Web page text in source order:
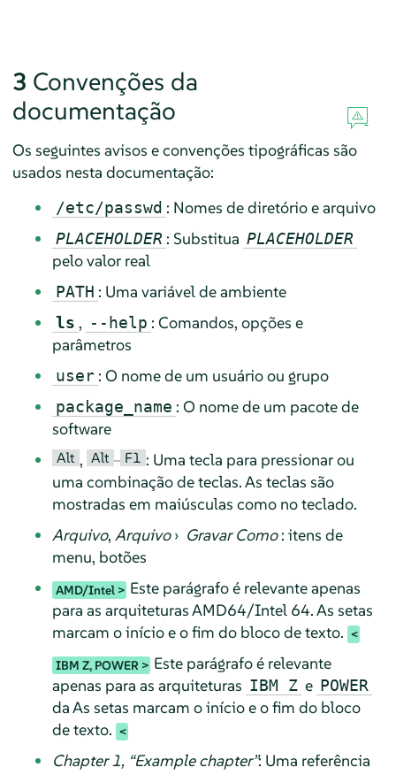
3 Convenções da
documentação
Os seguintes avisos e convenções tipográficas são
usados nesta documentação:
/etc/passwd : Nomes de diretório e arquivo
PLACEHOLDER : Substitua PLACEHOLDER
pelo valor real
PATH : Uma variável de ambiente
ls , --help : Comandos, opções e
parâmetros
user : O nome de um usuário ou grupo
package_name : O nome de um pacote de
software
Alt , Alt – F1 : Uma tecla para pressionar ou
uma combinação de teclas. As teclas são
mostradas em maiúsculas como no teclado.
Arquivo, Arquivo› Gravar Como: itens de
menu, botões
AMD/Intel
Este parágrafo é relevante apenas
para as arquiteturas AMD64/Intel 64. As setas
marcam o início e o fim do bloco de texto.
IBM Z, POWER
Este parágrafo é relevante
apenas para as arquiteturas IBM Z e POWER
da As setas marcam o início e o fim do bloco
de texto.
Chapter 1, “Example chapter”: Uma referência